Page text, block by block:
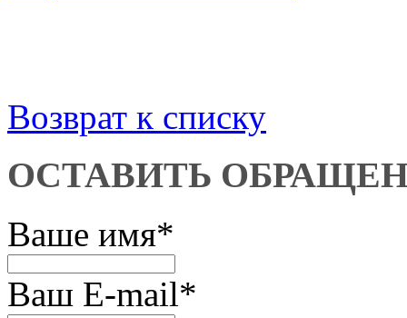
Возврат к списку
ОСТАВИТЬ
Ваше имя*
Ваш E-mail*